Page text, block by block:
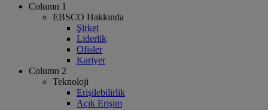
Column 1
EBSCO Hakkında
Şirket
Liderlik
Ofisler
Kariyer
Column 2
Teknoloji
Erişilebilirlik
Açık Erişim